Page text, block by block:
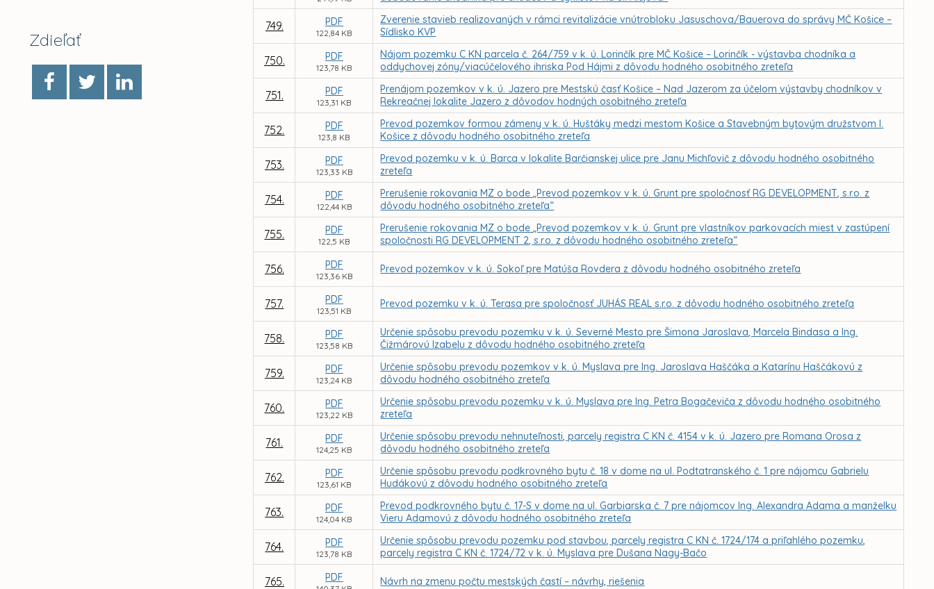
Zdieľať
749. PDF
122,84 KB
Zverenie stavieb realizovaných v rámci revitalizácie vnútrobloku Jasuschova/Bauerova do správy MČ Košice –
Sídlisko KVP
750. PDF
123,78 KB
Nájom pozemku C KN parcela č. 264/759 v k. ú. Lorinčík pre MČ Košice – Lorinčík - výstavba chodníka a
oddychovej zóny/viacúčelového ihriska Pod Hájmi z dôvodu hodného osobitného zreteľa
751. PDF
123,31 KB
Prenájom pozemkov v k. ú. Jazero pre Mestskú časť Košice – Nad Jazerom za účelom výstavby chodníkov v
Rekreačnej lokalite Jazero z dôvodov hodných osobitného zreteľa
752. PDF
123,8 KB
Prevod pozemkov formou zámeny v k. ú. Huštáky medzi mestom Košice a Stavebným bytovým družstvom I.
Košice z dôvodu hodného osobitného zreteľa
753. PDF
123,33 KB
Prevod pozemku v k. ú. Barca v lokalite Barčianskej ulice pre Janu Michľovič z dôvodu hodného osobitného
zreteľa
754. PDF
122,44 KB
Prerušenie rokovania MZ o bode „Prevod pozemkov v k. ú. Grunt pre spoločnosť RG DEVELOPMENT, s.r.o. z
dôvodu hodného osobitného zreteľa“
755. PDF
122,5 KB
Prerušenie rokovania MZ o bode „Prevod pozemkov v k. ú. Grunt pre vlastníkov parkovacích miest v zastúpení
spoločnosti RG DEVELOPMENT 2, s.r.o. z dôvodu hodného osobitného zreteľa“
756. PDF
123,36 KB
Prevod pozemkov v k. ú. Sokoľ pre Matúša Rovdera z dôvodu hodného osobitného zreteľa
757. PDF
123,51 KB
Prevod pozemku v k. ú. Terasa pre spoločnosť JUHÁS REAL s.r.o. z dôvodu hodného osobitného zreteľa
758. PDF
123,58 KB
Určenie spôsobu prevodu pozemku v k. ú. Severné Mesto pre Šimona Jaroslava, Marcela Bindasa a Ing.
Čižmárovú Izabelu z dôvodu hodného osobitného zreteľa
759. PDF
123,24 KB
Určenie spôsobu prevodu pozemkov v k. ú. Myslava pre Ing. Jaroslava Haščáka a Katarínu Haščákovú z
dôvodu hodného osobitného zreteľa
760. PDF
123,22 KB
Určenie spôsobu prevodu pozemku v k. ú. Myslava pre Ing. Petra Bogačeviča z dôvodu hodného osobitného
zreteľa
761. PDF
124,25 KB
Určenie spôsobu prevodu nehnuteľnosti, parcely registra C KN č. 4154 v k. ú. Jazero pre Romana Orosa z
dôvodu hodného osobitného zreteľa
762. PDF
123,61 KB
Určenie spôsobu prevodu podkrovného bytu č. 18 v dome na ul. Podtatranského č. 1 pre nájomcu Gabrielu
Hudákovú z dôvodu hodného osobitného zreteľa
763. PDF
124,04 KB
Prevod podkrovného bytu č. 17-S v dome na ul. Garbiarska č. 7 pre nájomcov Ing. Alexandra Adama a manželku
Vieru Adamovú z dôvodu hodného osobitného zreteľa
764. PDF
123,78 KB
Určenie spôsobu prevodu pozemku pod stavbou, parcely registra C KN č. 1724/174 a priľahlého pozemku,
parcely registra C KN č. 1724/72 v k. ú. Myslava pre Dušana Nagy-Bačo
765. PDF Návrh na zmenu počtu mestských častí – návrhy, riešenia